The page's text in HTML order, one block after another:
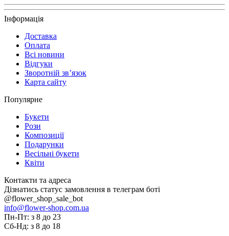
Інформація
Доставка
Оплата
Всі новини
Відгуки
Зворотній зв’язок
Карта сайту
Популярне
Букети
Рози
Композиції
Подарунки
Весільні букети
Квіти
Контакти та адреса
Дізнатись статус замовлення в телеграм боті
@flower_shop_sale_bot
info@flower-shop.com.ua
Пн-Пт: з 8 до 23
Сб-Нд: з 8 до 18